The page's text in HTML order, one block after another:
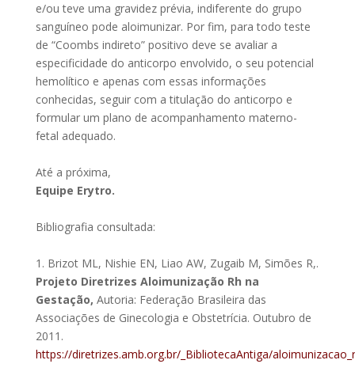
e/ou teve uma gravidez prévia, indiferente do grupo
sanguíneo pode aloimunizar. Por fim, para todo teste
de “Coombs indireto” positivo deve se avaliar a
especificidade do anticorpo envolvido, o seu potencial
hemolítico e apenas com essas informações
conhecidas, seguir com a titulação do anticorpo e
formular um plano de acompanhamento materno-
fetal adequado.
Até a próxima,
Equipe Erytro.
Bibliografia consultada:
1. Brizot ML, Nishie EN, Liao AW, Zugaib M, Simões R,.
Projeto Diretrizes Aloimunização Rh na
Gestação, Autoria: Federação Brasileira das
Associações de Ginecologia e Obstetrícia. Outubro de
2011.
https://diretrizes.amb.org.br/_BibliotecaAntiga/